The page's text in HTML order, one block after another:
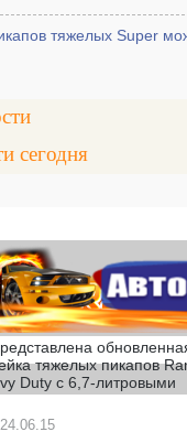
тяжелых Super
сегодня
25.09.15